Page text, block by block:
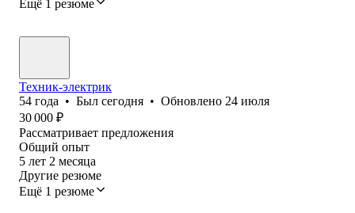
Ещё 1 резюме
Техник-электрик
54 года • Был сегодня • Обновлено 24 июля
30 000 ₽
Рассматривает предложения
Общий опыт
5 лет 2 месяца
Другие резюме
Ещё 1 резюме